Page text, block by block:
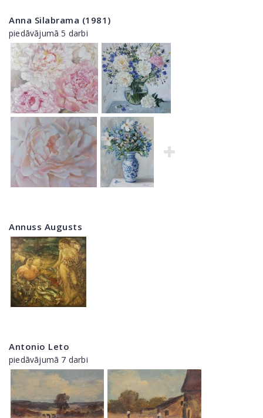
Anna Silabrama (1981)
piedāvājumā 5 darbi
Annuss Augusts
Antonio Leto
piedāvājumā 7 darbi